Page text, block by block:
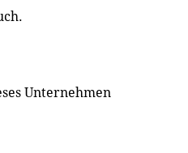
Unternehmen